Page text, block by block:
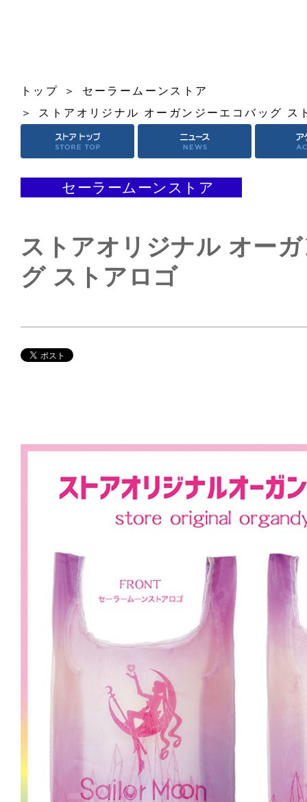
トップ
セーラームーンストア
ストアオリジナル オーガンジーエコバッグ ス
セーラームーンストア
ストアオリジナル オー
グ ストアロゴ